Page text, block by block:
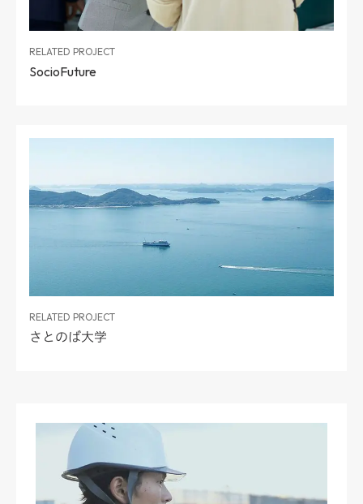
RELATED PROJECT
SocioFuture
RELATED PROJECT
さとのば大学